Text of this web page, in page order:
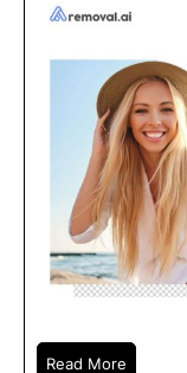
Read More